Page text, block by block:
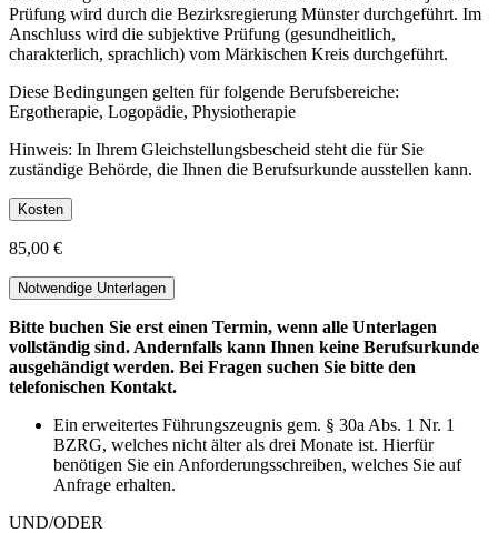
Prüfung wird durch die Bezirksregierung Münster durchgeführt. Im
Anschluss wird die subjektive Prüfung (gesundheitlich,
charakterlich, sprachlich) vom Märkischen Kreis durchgeführt.
Diese Bedingungen gelten für folgende Berufsbereiche:
Ergotherapie, Logopädie, Physiotherapie
Hinweis: In Ihrem Gleichstellungsbescheid steht die für Sie
zuständige Behörde, die Ihnen die Berufsurkunde ausstellen kann.
Kosten
85,00 €
Notwendige Unterlagen
Bitte buchen Sie erst einen Termin, wenn alle Unterlagen
vollständig sind. Andernfalls kann Ihnen keine Berufsurkunde
ausgehändigt werden. Bei Fragen suchen Sie bitte den
telefonischen Kontakt.
Ein erweitertes Führungszeugnis gem. § 30a Abs. 1 Nr. 1
BZRG, welches nicht älter als drei Monate ist. Hierfür
benötigen Sie ein Anforderungsschreiben, welches Sie auf
Anfrage erhalten.
UND/ODER